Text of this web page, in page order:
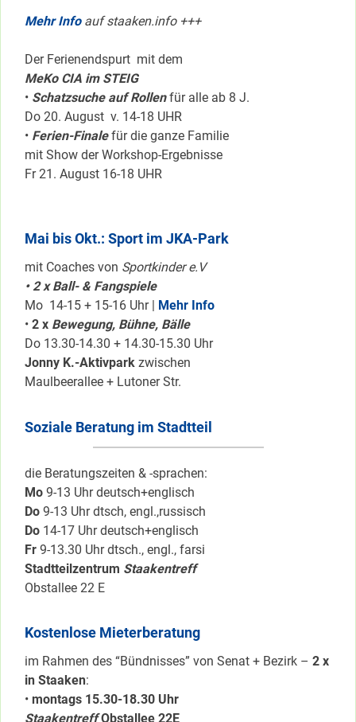
Mehr Infoauf staaken.info +++
Der Ferienendspurt mit dem
MeKo CIA im STEIG
• Schatzsuche auf Rollenfür alle ab 8 J.
Do 20. August v. 14-18 UHR
• Ferien-Finalefür die ganze Familie
mit Show der Workshop-Ergebnisse
Fr 21. August 16-18 UHR
Mai bis Okt.: Sport im JKA-Park
mit Coaches von Sportkinder e.V
• 2 x Ball- & Fangspiele
Mo 14-15 + 15-16 Uhr | Mehr Info
• 2 x Bewegung, Bühne, Bälle
Do 13.30-14.30 + 14.30-15.30 Uhr
Jonny K.-Aktivpark zwischen
Maulbeerallee + Lutoner Str.
Soziale Beratung im Stadtteil
die Beratungszeiten & -sprachen:
Mo 9-13 Uhr deutsch+englisch
Do 9-13 Uhr dtsch, engl.,russisch
Do 14-17 Uhr deutsch+englisch
Fr 9-13.30 Uhr dtsch., engl., farsi
Stadtteilzentrum Staakentreff
Obstallee 22 E
Kostenlose Mieterberatung
im Rahmen des “Bündnisses” von Senat + Bezirk – 2 x
in Staaken:
• montags 15.30-18.30 Uhr
Staakentreff Obstallee 22E